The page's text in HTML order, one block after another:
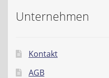
Unternehmen
Kontakt
AGB